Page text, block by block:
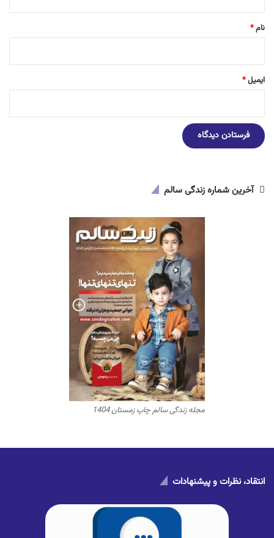
نام*
ایمیل*
آخرین شماره زندگی سالم
مجله زندگی سالم چاپ زمستان 1404
انتقاد، نظرات و پیشنهادات